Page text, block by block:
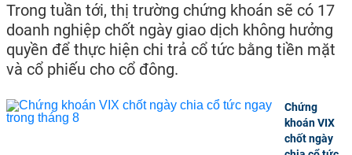
Trong tuần tới, thị trường chứng khoán sẽ có 17
doanh nghiệp chốt ngày giao dịch không hưởng
quyền để thực hiện chi trả cổ tức bằng tiền mặt
và cổ phiếu cho cổ đông.
Chứng
khoán VIX
chốt ngày